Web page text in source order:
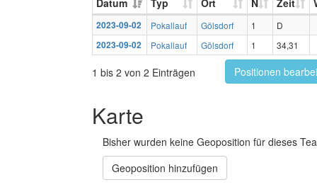
Datum Typ Ort N Zeit
2023-09-02 Pokallauf Gölsdorf 1
D
2023-09-02
Pokallauf Gölsdorf 1 34,31
1 bis 2 von 2 Einträgen Positionen
Karte
Bisher wurden keine Geoposition für dieses
Geoposition hinzufügen